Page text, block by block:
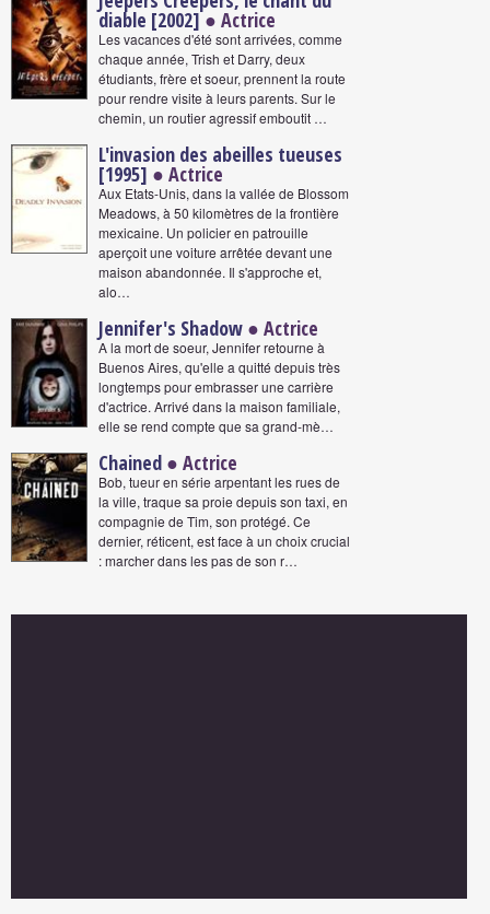
diable [2002]● Actrice
Les vacances d'été sont arrivées, comme
chaque année, Trish et Darry, deux
étudiants, frère et soeur, prennent la route
pour rendre visite à leurs parents. Sur le
chemin, un routier agressif emboutit …
L'invasion des abeilles tueuses
[1995] ● Actrice
Aux Etats-Unis, dans la vallée de Blossom
Meadows, à 50 kilomètres de la frontière
mexicaine. Un policier en patrouille
aperçoit une voiture arrêtée devant une
maison abandonnée. Il s'approche et,
alo…
Jennifer's Shadow ● Actrice
A la mort de soeur, Jennifer retourne à
Buenos Aires, qu'elle a quitté depuis très
longtemps pour embrasser une carrière
d'actrice. Arrivé dans la maison familiale,
elle se rend compte que sa grand-mè…
Chained ● Actrice
Bob, tueur en série arpentant les rues de
la ville, traque sa proie depuis son taxi, en
compagnie de Tim, son protégé. Ce
dernier, réticent, est face à un choix crucial
: marcher dans les pas de son r…